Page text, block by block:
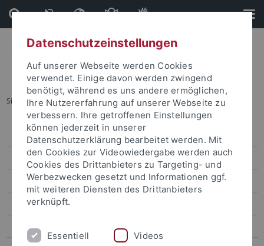
Direkt
zum
Inhalt
Direkt
zur
Fußleiste
Sie sind hier: Startseite ... A7 (Thiemeyer)
Organisation
Forschungsprogramm
Forschungsprojekte
Projektbereich A „Praktiken“
Datenschutzeinstellungen
Auf unserer Webseite werden Cookies
verwendet. Einige davon werden zwingend
benötigt, während es uns andere ermöglichen,
Ihre Nutzererfahrung auf unserer Webseite zu
verbessern. Ihre getroffenen Einstellungen
können jederzeit in unserer
Datenschutzerklärung bearbeitet werden. Mit
den Cookies zur Videowiedergabe werden auch
Cookies des Drittanbieters zu Targeting- und
Werbezwecken gesetzt und Informationen ggf.
mit weiteren Diensten des Drittanbieters
verknüpft.
Essentiell Videos